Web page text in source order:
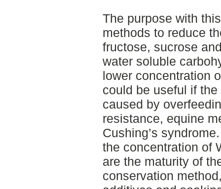
The purpose with
methods to reduce
fructose, sucrose
water soluble
lower concentration
could be useful if
caused by
resistance, equine
Cushing’s
the concentration of
are the maturity of
conservation